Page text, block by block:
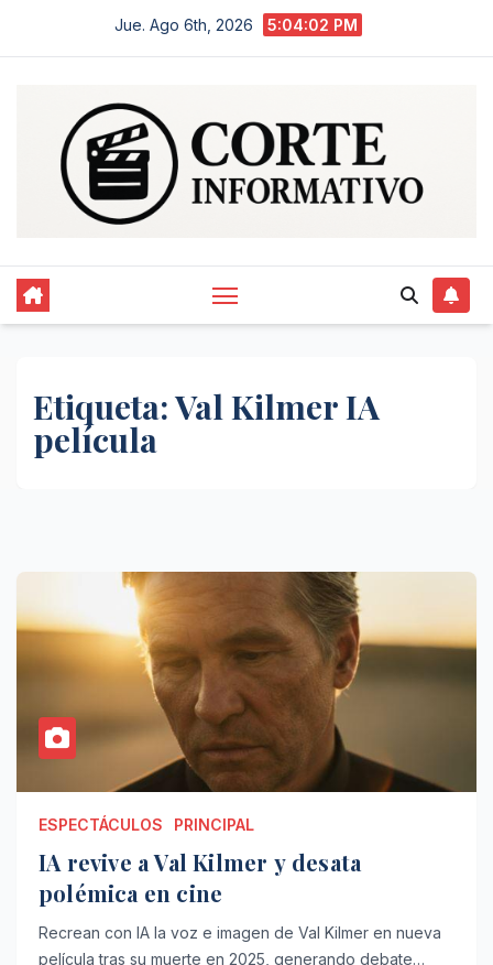
Jue. Ago 6th, 2026 5:04:02 PM
Etiqueta:Val Kilmer IA
película
ESPECTÁCULOS PRINCIPAL
IA revive a Val Kilmer y desata
polémica en cine
Recrean con IA la voz e imagen de Val Kilmer en nueva
película tras su muerte en 2025, generando debate…